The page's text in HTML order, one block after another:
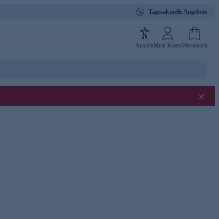
Tagesaktuelle Angebote
AnsichtMein KontoWarenkorb